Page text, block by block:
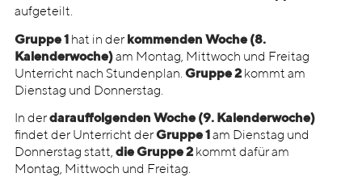
aufgeteilt.
Gruppe 1 hat in der kommenden Woche (8.
Kalenderwoche)am Montag, Mittwoch und Freitag
Unterricht nach Stundenplan. Gruppe 2kommt am
Dienstag und Donnerstag.
In derdarauffolgenden Woche (9. Kalenderwoche)
findet der Unterricht derGruppe 1 am Dienstag und
Donnerstag statt, die Gruppe 2kommt dafür am
Montag, Mittwoch und Freitag.